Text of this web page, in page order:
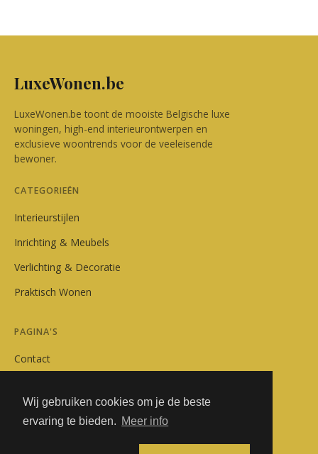
Wij gebruiken cookies om je de beste
ervaring te bieden. Meer info
LuxeWonen.be
LuxeWonen.be toont de mooiste Belgische luxe
woningen, high-end interieurontwerpen en
exclusieve woontrends voor de veeleisende
bewoner.
CATEGORIEËN
Interieurstijlen
Inrichting & Meubels
Verlichting & Decoratie
Praktisch Wonen
PAGINA'S
Contact
Algemene Voorwaarden